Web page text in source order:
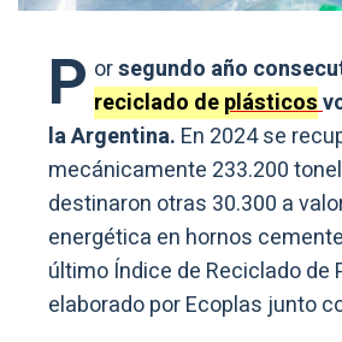
P orsegundo año
reciclado deplásticos
la Argentina. En 2024 se
mecánicamente 233.200
destinaron otras 30.300 a
energética en hornos
último Índice de Reciclado de
elaborado por Ecoplas junto